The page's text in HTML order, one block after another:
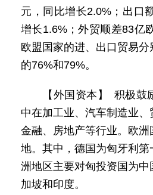
元，同比增长2.0%；出口
增长1.6%；外贸顺差83亿
欧盟国家的进、出口贸易
的76%和79%。
【外国资本】 积极鼓
中在加工业、汽车制造业、
金融、房地产等行业。欧
地。其中，德国为匈牙利第
洲地区主要对匈投资国为
加坡和印度。